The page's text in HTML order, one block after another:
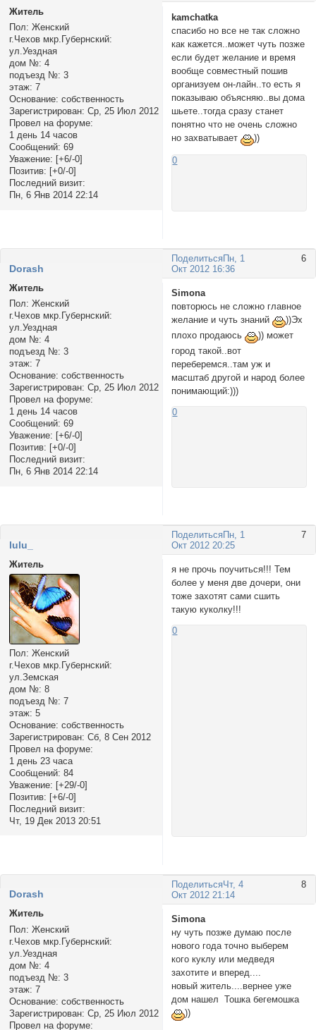
Житель
Пол: Женский
г.Чехов мкр.Губернский:
ул.Уездная
дом №: 4
подъезд №: 3
этаж: 7
Основание: собственность
Зарегистрирован: Ср, 25 Июл 2012
Провел на форуме:
1 день 14 часов
Сообщений: 69
Уважение: [+6/-0]
Позитив: [+0/-0]
Последний визит:
Пн, 6 Янв 2014 22:14
kamchatka
спасибо но все не так сложно
как кажется..может чуть позже
если будет желание и время
вообще совместный пошив
организуем он-лайн..то есть я
показываю объясняю..вы дома
шьете..тогда сразу станет
понятно что не очень сложно
но захватывает
))
0
Поделиться 6
Пн, 1
Окт 2012 16:36
Dorash
Житель
Пол: Женский
г.Чехов мкр.Губернский:
ул.Уездная
дом №: 4
подъезд №: 3
этаж: 7
Основание: собственность
Зарегистрирован: Ср, 25 Июл 2012
Провел на форуме:
1 день 14 часов
Сообщений: 69
Уважение: [+6/-0]
Позитив: [+0/-0]
Последний визит:
Пн, 6 Янв 2014 22:14
Simona
повторюсь не сложно главное
желание и чуть знаний
))Эх
плохо продаюсь
)) может
город такой..вот
переберемся..там уж и
масштаб другой и народ более
понимающий:)))
0
Поделиться 7
Пн, 1
Окт 2012 20:25
lulu_
Житель
Пол: Женский
г.Чехов мкр.Губернский:
ул.Земская
дом №: 8
подъезд №: 7
этаж: 5
Основание: собственность
Зарегистрирован: Сб, 8 Сен 2012
Провел на форуме:
1 день 23 часа
Сообщений: 84
Уважение: [+29/-0]
Позитив: [+6/-0]
Последний визит:
Чт, 19 Дек 2013 20:51
я не прочь поучиться!!! Тем
более у меня две дочери, они
тоже захотят сами сшить
такую куколку!!!
0
Поделиться 8
Чт, 4
Окт 2012 21:14
Dorash
Житель
Пол: Женский
г.Чехов мкр.Губернский:
ул.Уездная
дом №: 4
подъезд №: 3
этаж: 7
Основание: собственность
Зарегистрирован: Ср, 25 Июл 2012
Провел на форуме:
Simona
ну чуть позже думаю после
нового года точно выберем
кого куклу или медведя
захотите и вперед....
новый житель....вернее уже
дом нашел Тошка бегемошка
))